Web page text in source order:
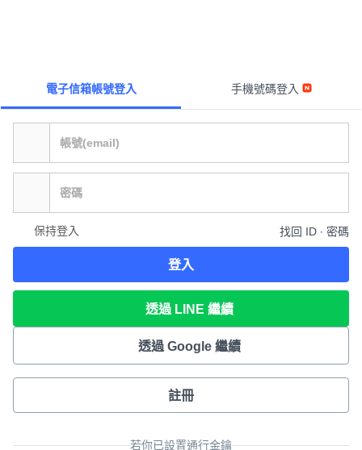
電子信箱帳號登入 手機號碼登入
保持登入 找回 ID ∙ 密碼
登入
透過 LINE 繼續
透過 Google 繼續
註冊
若你已設置通行金鑰